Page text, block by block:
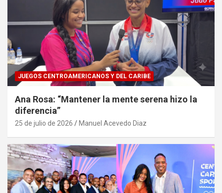
JUEGOS CENTROAMERICANOS Y DEL CARIBE
Ana Rosa: “Mantener la mente serena hizo la
diferencia”
25 de julio de 2026 Manuel Acevedo Diaz